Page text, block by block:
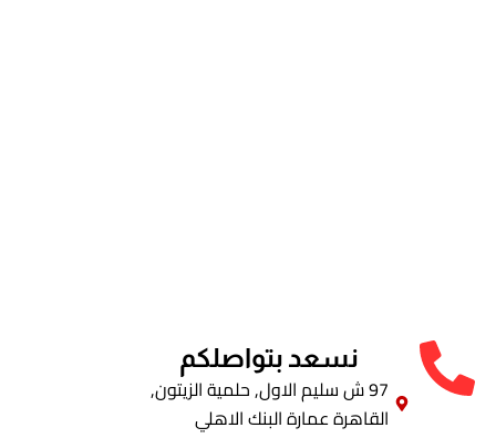
نسعد بتواصلكم
97 ش سليم الاول, حلمية الزيتون,
القاهرة عمارة البنك الاهلي